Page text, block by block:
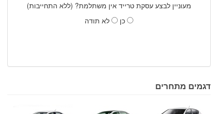
מעוניין לבצע עסקת טרייד אין משתלמת? (ללא התחייבות)
כן
לא תודה
דגמים מתחרים